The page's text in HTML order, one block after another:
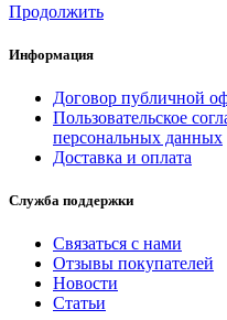
Продолжить
Информация
Договор публичной
Пользовательское
персональных данных
Доставка и оплата
Служба поддержки
Связаться с нами
Отзывы покупателей
Новости
Статьи